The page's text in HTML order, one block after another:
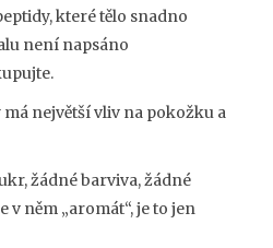
které tělo snadno
není napsáno
největší vliv na pokožku a
žádné barviva, žádné
v něm „aromát“, je to jen